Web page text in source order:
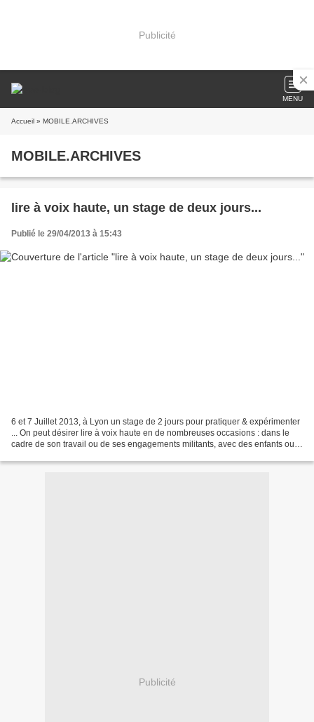
Publicité
MENU
Accueil » MOBILE.ARCHIVES
MOBILE.ARCHIVES
lire à voix haute, un stage de deux jours...
Publié le 29/04/2013 à 15:43
6 et 7 Juillet 2013, à Lyon un stage de 2 jours pour pratiquer & expérimenter
... On peut désirer lire à voix haute en de nombreuses occasions : dans le
cadre de son travail ou de ses engagements militants, avec des enfants ou
Publicité